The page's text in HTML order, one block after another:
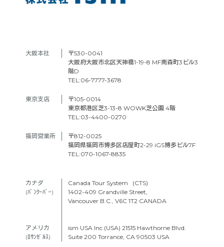
大阪本社
〒530-0041
大阪府大阪市北区天神橋1-19-8 MF南森町3ビル3
階D
TEL:06-7777-3678
東京支店
〒105-0014
東京都港区芝3-13-8 WOWK芝公園 4階
TEL:03-4400-0270
福岡営業所
〒812-0025
福岡県福岡市博多区店屋町2-29 iGS博多ビル7F
TEL:070-1067-8835
カナダ
(ﾊﾞﾝｸｰﾊﾞｰ)
アメリカ
(ﾛｻﾝｾﾞﾙｽ)
Canada Tour System (CTS)
1402-409 Grandville Street,
Vancouver B.C., V6C 1T2 CANADA
ism USA Inc (USA) 21515 Hawthorne Blvd.
Suite 200 Torrance, CA 90503 USA